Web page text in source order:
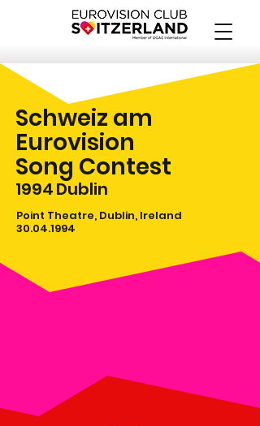
Schweiz am
Eurovision
Song Contest
Dublin
1994
Point Theatre, Dublin, Ireland
30.04.1994